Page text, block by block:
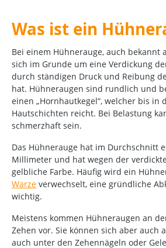
Was ist ein
Bei einem Hühnerauge, auch bekannt
sich im Grunde um eine Verdickung
durch ständigen Druck und Reibung
hat. Hühneraugen sind rundlich und
einen „Hornhautkegel“, welcher bis in
Hautschichten reicht. Bei Belastung
schmerzhaft sein.
Das Hühnerauge hat im Durchschnitt
Millimeter und hat wegen der
gelbliche Farbe. Häufig wird ein
Warze verwechselt, eine gründliche
wichtig.
Meistens kommen Hühneraugen an
Zehen vor. Sie können sich aber auch
auch unter den Zehennägeln oder